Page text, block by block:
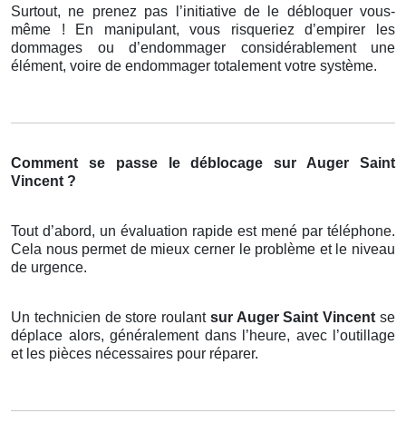
Surtout, ne prenez pas l’initiative de le débloquer vous-
même ! En manipulant, vous risqueriez d’empirer les
dommages ou d’endommager considérablement une
élément, voire de endommager totalement votre système.
Comment se passe le déblocage sur Auger Saint
Vincent ?
Tout d’abord, un évaluation rapide est mené par téléphone.
Cela nous permet de mieux cerner le problème et le niveau
de urgence.
Un technicien de store roulant sur Auger Saint Vincentse
déplace alors, généralement dans l’heure, avec l’outillage
et les pièces nécessaires pour réparer.